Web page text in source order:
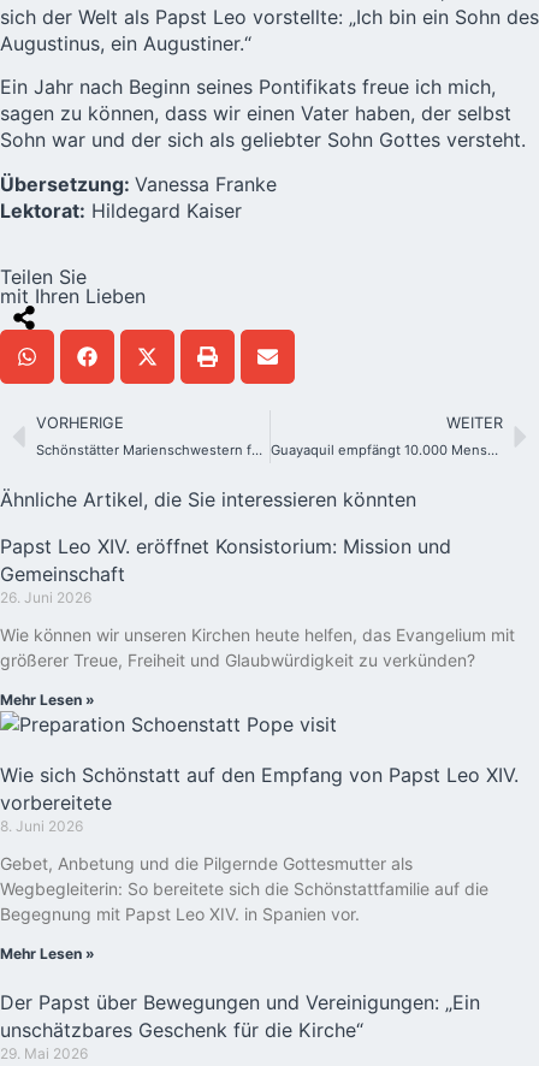
sich der Welt als Papst Leo vorstellte: „Ich bin ein Sohn des
Augustinus, ein Augustiner.“
Ein Jahr nach Beginn seines Pontifikats freue ich mich,
sagen zu können, dass wir einen Vater haben, der selbst
Sohn war und der sich als geliebter Sohn Gottes versteht.
Übersetzung: Vanessa Franke
Lektorat: Hildegard Kaiser
Teilen Sie
mit Ihren Lieben
VORHERIGE
Schönstätter Marienschwestern feiern 100 Jahre mit weltweiten Jubiläumsveranstaltungen
WEITER
Guayaquil empfängt 10.000 Menschen bei der Schönstatt-Wallfahrt 2026
Ähnliche Artikel, die Sie interessieren könnten
Papst Leo XIV. eröffnet Konsistorium: Mission und
Gemeinschaft
26. Juni 2026
Wie können wir unseren Kirchen heute helfen, das Evangelium mit
größerer Treue, Freiheit und Glaubwürdigkeit zu verkünden?
Mehr Lesen »
Wie sich Schönstatt auf den Empfang von Papst Leo XIV.
vorbereitete
8. Juni 2026
Gebet, Anbetung und die Pilgernde Gottesmutter als
Wegbegleiterin: So bereitete sich die Schönstattfamilie auf die
Begegnung mit Papst Leo XIV. in Spanien vor.
Mehr Lesen »
Der Papst über Bewegungen und Vereinigungen: „Ein
unschätzbares Geschenk für die Kirche“
29. Mai 2026